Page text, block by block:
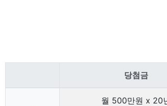
당첨금
월 500만원 x 20